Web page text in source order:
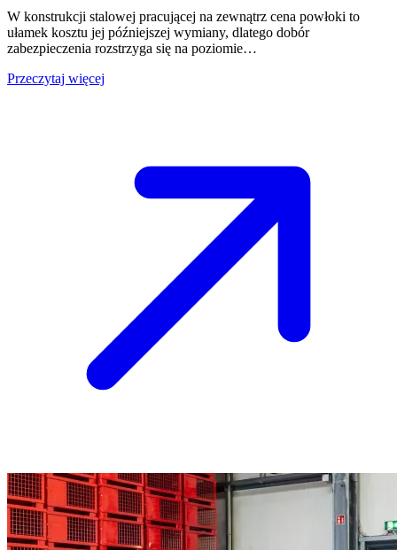
W konstrukcji stalowej pracującej na zewnątrz cena powłoki to
ułamek kosztu jej późniejszej wymiany, dlatego dobór
zabezpieczenia rozstrzyga się na poziomie…
Przeczytaj więcej